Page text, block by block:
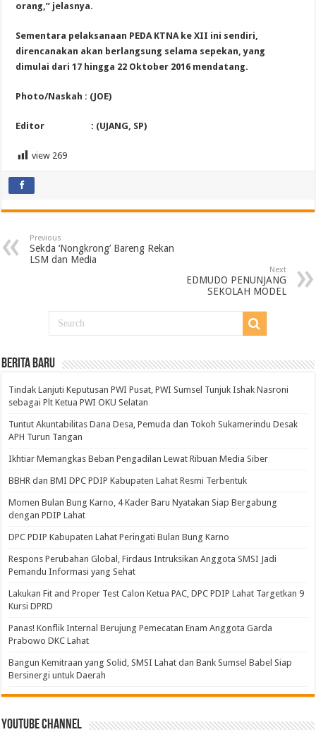
orang,” jelasnya.
Sementara pelaksanaan PEDA KTNA ke XII ini sendiri,
direncanakan akan berlangsung selama sepekan, yang
dimulai dari 17 hingga 22 Oktober 2016 mendatang.
Photo/Naskah : (JOE)
Editor : (UJANG, SP)
view 269
Previous
Sekda ‘Nongkrong’ Bareng Rekan
LSM dan Media
Next
EDMUDO PENUNJANG
SEKOLAH MODEL
BERITA BARU
Tindak Lanjuti Keputusan PWI Pusat, PWI Sumsel Tunjuk Ishak Nasroni
sebagai Plt Ketua PWI OKU Selatan
Tuntut Akuntabilitas Dana Desa, Pemuda dan Tokoh Sukamerindu Desak
APH Turun Tangan
Ikhtiar Memangkas Beban Pengadilan Lewat Ribuan Media Siber
BBHR dan BMI DPC PDIP Kabupaten Lahat Resmi Terbentuk
Momen Bulan Bung Karno, 4 Kader Baru Nyatakan Siap Bergabung
dengan PDIP Lahat
DPC PDIP Kabupaten Lahat Peringati Bulan Bung Karno
Respons Perubahan Global, Firdaus Intruksikan Anggota SMSI Jadi
Pemandu Informasi yang Sehat
Lakukan Fit and Proper Test Calon Ketua PAC, DPC PDIP Lahat Targetkan 9
Kursi DPRD
Panas! Konflik Internal Berujung Pemecatan Enam Anggota Garda
Prabowo DKC Lahat
Bangun Kemitraan yang Solid, SMSI Lahat dan Bank Sumsel Babel Siap
Bersinergi untuk Daerah
Youtube Channel